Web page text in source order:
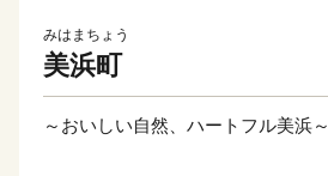
みはまちょう
美浜町
～おいしい自然、ハートフル美浜～